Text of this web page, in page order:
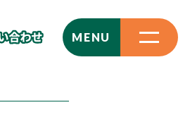
MENU
CLOSE